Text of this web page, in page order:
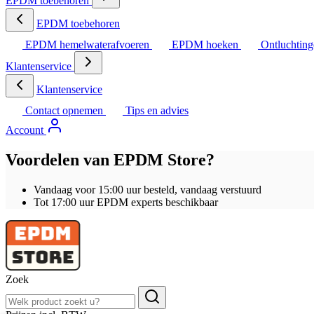
EPDM toebehoren
EPDM hemelwaterafvoeren
EPDM hoeken
Klantenservice
Klantenservice
Contact opnemen
Tips en advies
Account
Voordelen van EPDM Store?
Vandaag voor 15:00 uur besteld, vandaag verstuurd
Tot 17:00 uur EPDM experts beschikbaar
Zoek